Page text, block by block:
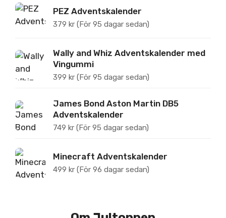
PEZ Adventskalender
379 kr (För 95 dagar sedan)
Wally and Whiz Adventskalender med
Vingummi
399 kr (För 95 dagar sedan)
James Bond Aston Martin DB5
Adventskalender
749 kr (För 95 dagar sedan)
Minecraft Adventskalender
499 kr (För 96 dagar sedan)